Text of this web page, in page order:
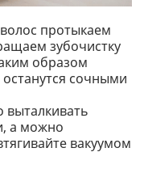
протыкаем
зубочистку
образом
останутся сочными
выталкивать
а можно
вакуумом